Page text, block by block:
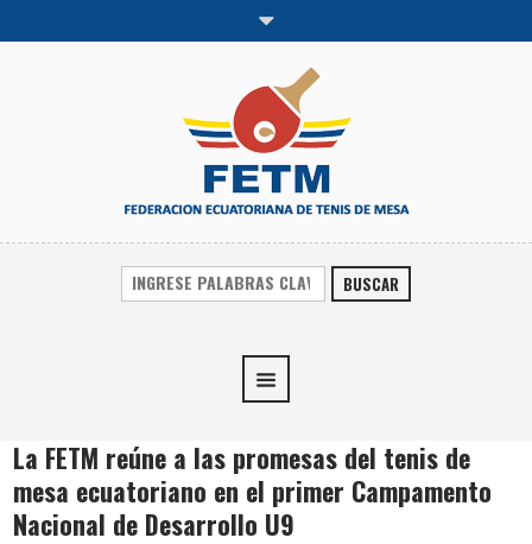
BUSCAR
La FETM reúne a las promesas del tenis de
mesa ecuatoriano en el primer Campamento
Nacional de Desarrollo U9